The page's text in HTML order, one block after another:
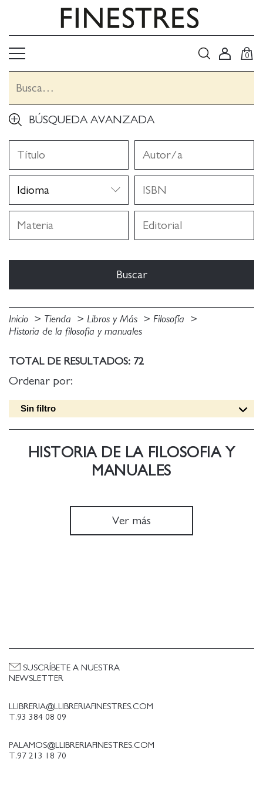
0
BÚSQUEDA AVANZADA
Inicio Tienda Libros y Más
Filosofía
Historia de la filosofia y manuales
TOTAL DE RESULTADOS: 72
Ordenar por:
Sin filtro
HISTORIA DE LA FILOSOFIA Y
MANUALES
Ver más
LLIBRERIA@LLIBRERIAFINESTRES.COM
T.93 384 08 09
PALAMOS@LLIBRERIAFINESTRES.COM
T.97 213 18 70
SUSCRÍBETE A NUESTRA
NEWSLETTER